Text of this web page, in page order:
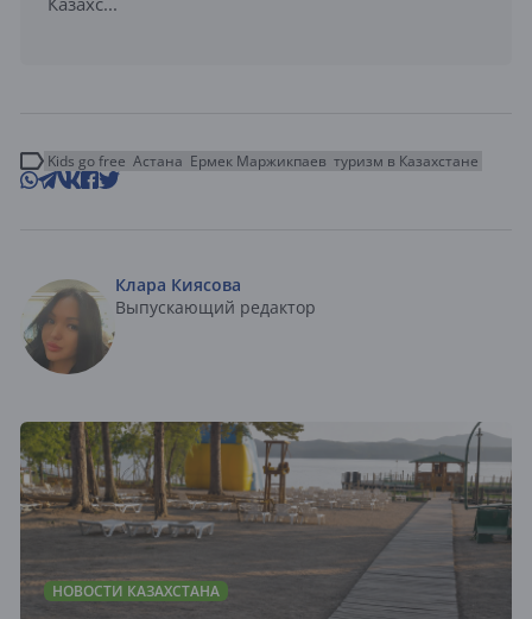
Kids go free Астана Ермек Маржикпаев туризм в Казахстане
Клара Киясова
Выпускающий редактор
НОВОСТИ КАЗАХСТАНА